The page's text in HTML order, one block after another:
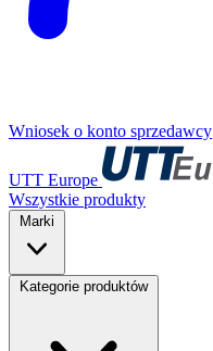
Wniosek o konto sprzedawcy
UTT Europe
Wszystkie produkty
Marki
Kategorie produktów